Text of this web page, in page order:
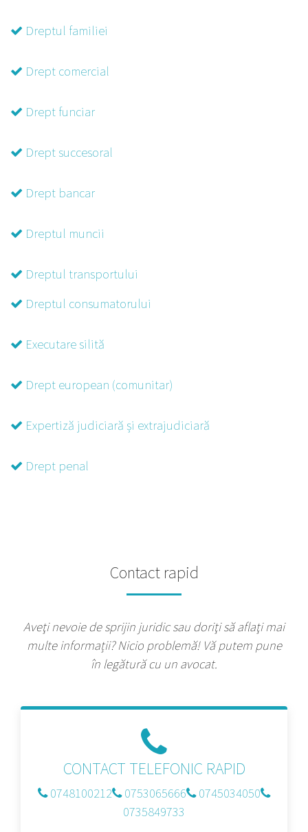
Dreptul familiei
Drept comercial
Drept funciar
Drept succesoral
Drept bancar
Dreptul muncii
Dreptul transportului
Dreptul consumatorului
Executare silită
Drept european (comunitar)
Expertiză judiciară și extrajudiciară
Drept penal
Contact rapid
Aveţi nevoie de sprijin juridic sau doriţi să aflaţi mai
multe informații? Nicio problemă! Vă putem pune
în legătură cu un avocat.
CONTACT TELEFONIC RAPID
0748100212 0753065666
0745034050
0735849733